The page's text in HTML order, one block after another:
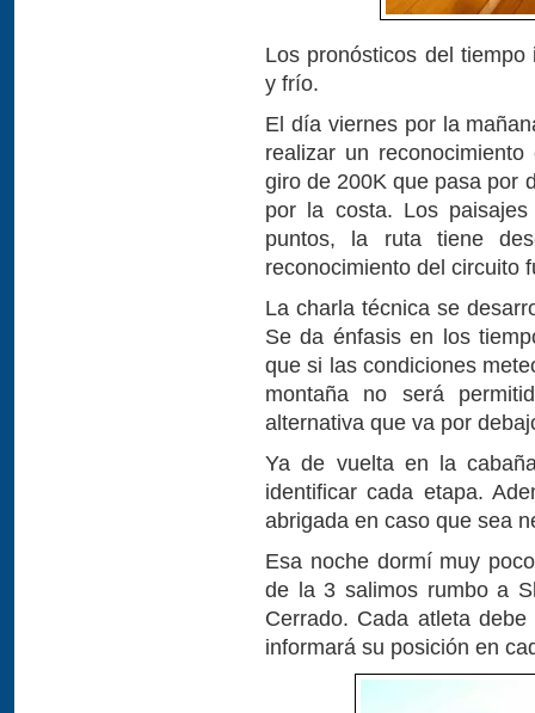
Los pronósticos del
y frío.
El día viernes por la
realizar un
giro de 200K que pasa por
por la costa. Los
puntos, la ruta tiene
reconocimiento del circuito
La charla técnica se
Se da énfasis en los
que si las condiciones
montaña no será
alternativa que va por
Ya de vuelta en la
identificar cada etapa.
abrigada en caso que sea
Esa noche dormí muy
de la 3 salimos rumbo a
Cerrado. Cada atleta
informará su posición en